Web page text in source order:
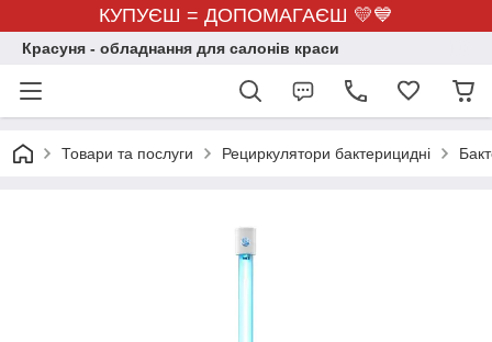
КУПУЄШ = ДОПОМАГАЄШ 💛💙
Красуня - обладнання для салонів краси
Товари та послуги Рециркулятори бактерицидні